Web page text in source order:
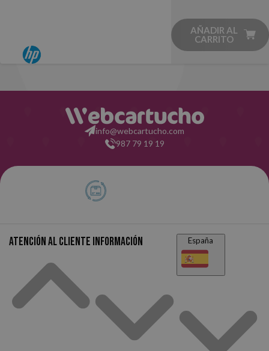
AÑADIR AL
CARRITO
info@webcartucho.com
987 79 19 19
Atención al cliente Información España